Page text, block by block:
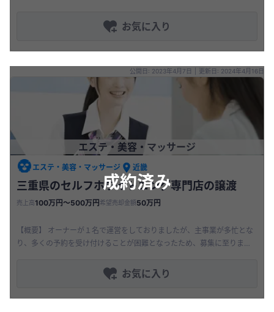
お気に入り
成約済み
公開日: 2023年4月7日 更新日: 2024年4月16日
エステ・美容・マッサージ
エステ・美容・マッサージ 近畿
三重県のセルフホワイトニング専門店の譲渡
売上高100万円〜500万円希望売却金額50万円
【概要】 オーナーが１名で運営をしておりましたが、主事業が多忙とな
り、多くの予約を受け付けることが困難となったため、募集に至りまし
お気に入り